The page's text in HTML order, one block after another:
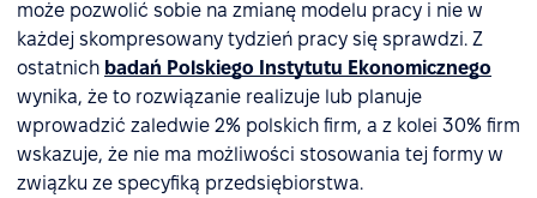
może pozwolić sobie na zmianę modelu pracy i nie w
każdej skompresowany tydzień pracy się sprawdzi. Z
ostatnich badań Polskiego Instytutu Ekonomicznego
wynika, że to rozwiązanie realizuje lub planuje
wprowadzić zaledwie 2% polskich firm, a z kolei 30% firm
wskazuje, że nie ma możliwości stosowania tej formy w
związku ze specyfiką przedsiębiorstwa.